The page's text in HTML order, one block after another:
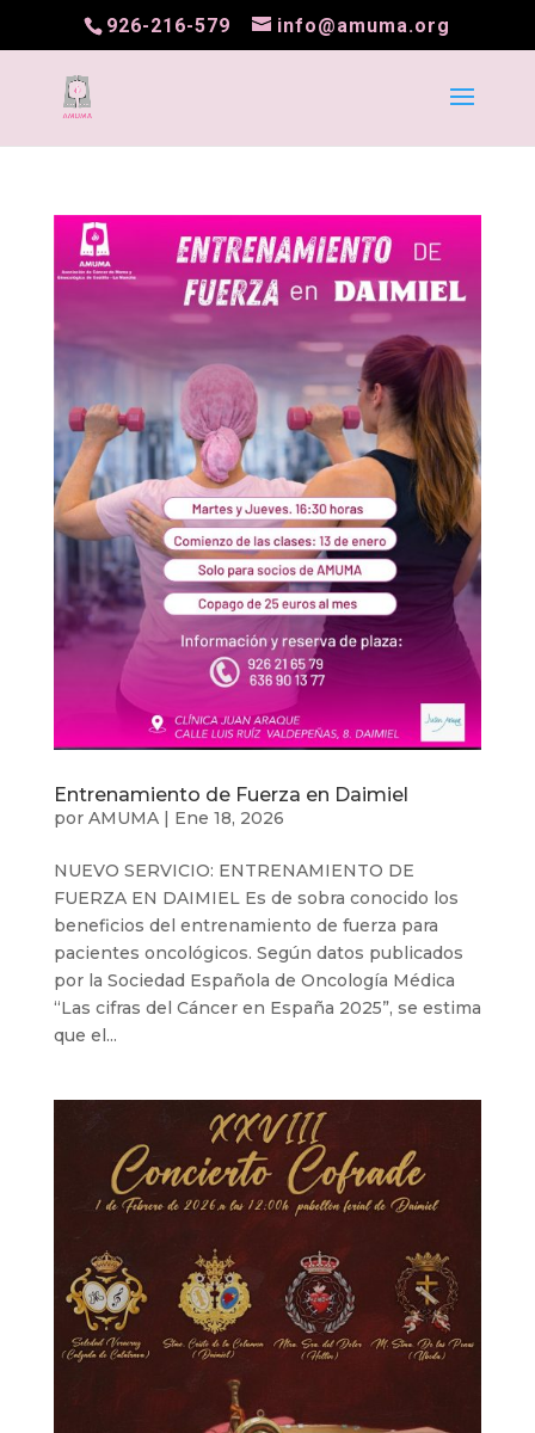
926-216-579 info@amuma.org
Entrenamiento de Fuerza en Daimiel
por AMUMA| Ene 18, 2026
NUEVO SERVICIO: ENTRENAMIENTO DE
FUERZA EN DAIMIEL Es de sobra conocido los
beneficios del entrenamiento de fuerza para
pacientes oncológicos. Según datos publicados
por la Sociedad Española de Oncología Médica
“Las cifras del Cáncer en España 2025”, se estima
que el...